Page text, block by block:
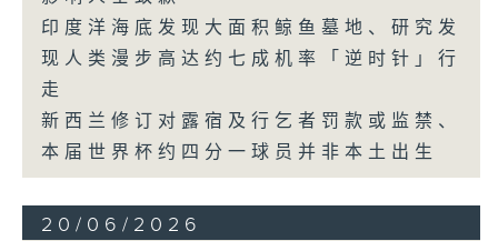
印度洋海底发现大面积鲸鱼墓地、研究发
现人类漫步高达约七成机率「逆时针」行
走
新西兰修订对露宿及行乞者罚款或监禁、
本届世界杯约四分一球员并非本土出生
20/06/2026